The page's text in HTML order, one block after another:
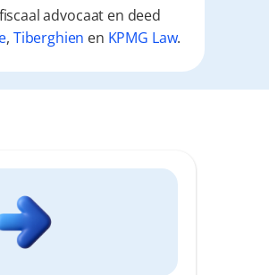
advocaat en deed
, Tiberghien en KPMG Law.